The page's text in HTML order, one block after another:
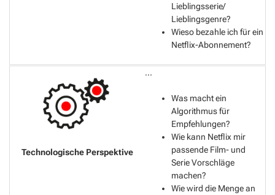
Lieblingsserie/
Lieblingsgenre?
Wieso bezahle ich für ein
Netflix-Abonnement?
...
Was macht ein
Algorithmus für
Empfehlungen?
Wie kann Netflix mir
passende Film- und
Serie Vorschläge
machen?
Wie wird die Menge an